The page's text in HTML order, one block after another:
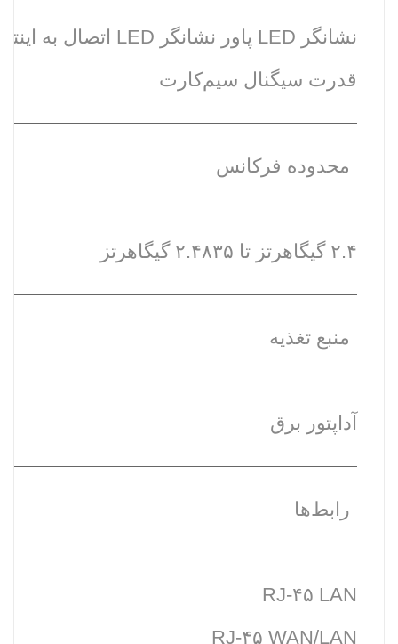
قدرت سیگنال سیم‌کارت
محدوده فرکانس
۲.۴ گیگاهرتز تا ۲.۴۸۳۵ گیگاهرتز
منبع تغذیه
آداپتور برق
رابط‌ها
RJ-۴۵ LAN
RJ-۴۵ WAN/LAN